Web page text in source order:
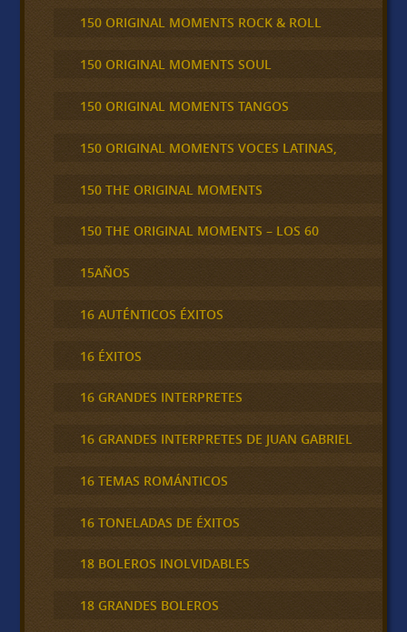
150 ORIGINAL MOMENTS ROCK & ROLL
150 ORIGINAL MOMENTS SOUL
150 ORIGINAL MOMENTS TANGOS
150 ORIGINAL MOMENTS VOCES LATINAS,
150 THE ORIGINAL MOMENTS
150 THE ORIGINAL MOMENTS – LOS 60
15AÑOS
16 AUTÉNTICOS ÉXITOS
16 ÉXITOS
16 GRANDES INTERPRETES
16 GRANDES INTERPRETES DE JUAN GABRIEL
16 TEMAS ROMÁNTICOS
16 TONELADAS DE ÉXITOS
18 BOLEROS INOLVIDABLES
18 GRANDES BOLEROS